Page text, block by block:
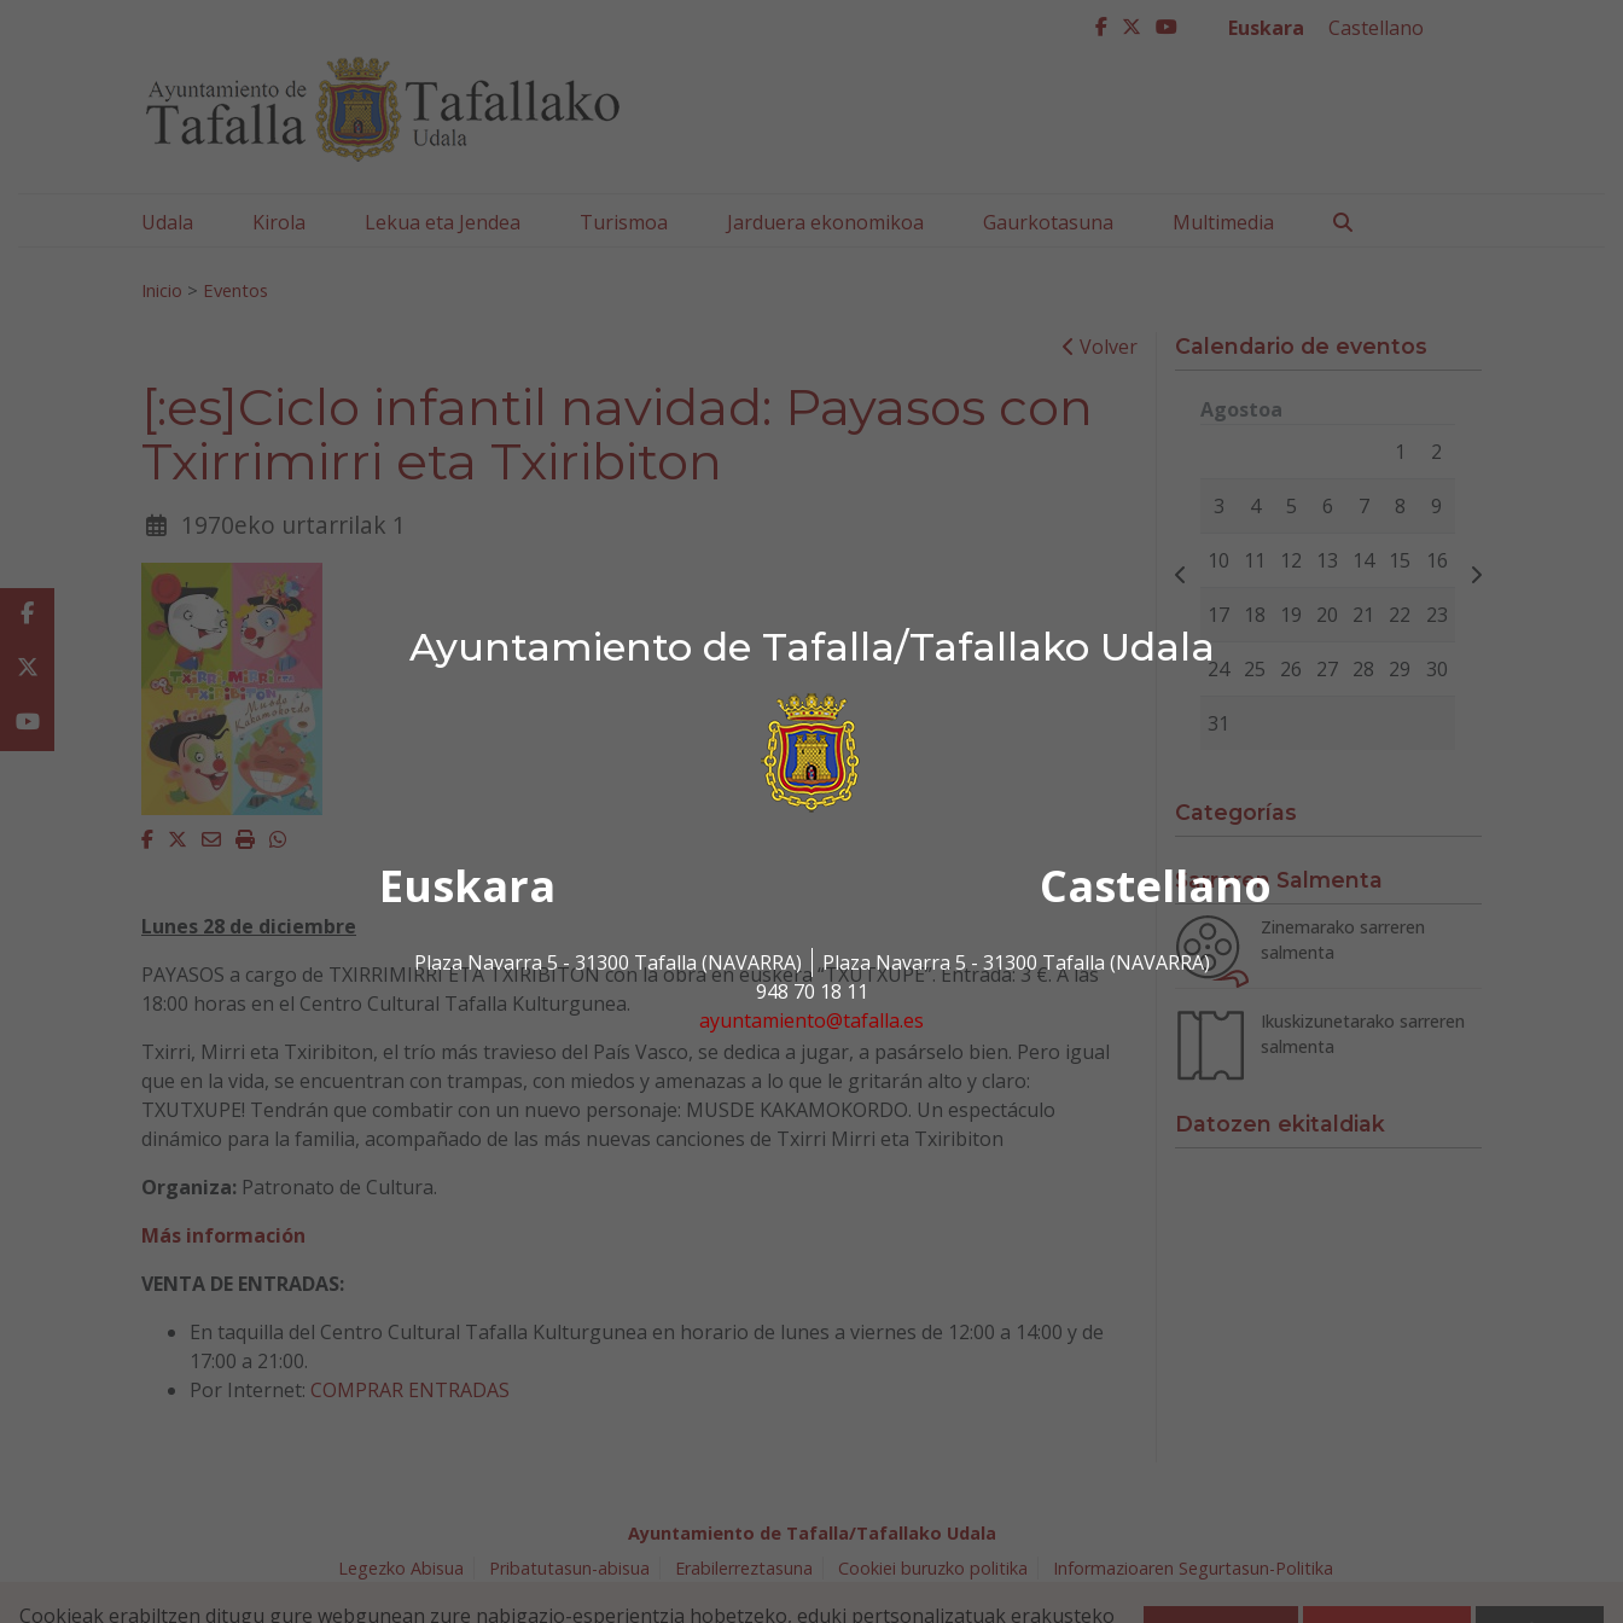
Ayuntamiento de Tafalla/Tafallako Udala
Euskara Castellano
Plaza Navarra 5 - 31300 Tafalla (NAVARRA)
Plaza Navarra 5 - 31300 Tafalla (NAVARRA)
948 70 18 11
ayuntamiento@tafalla.es
facebook
twitter
youtube
Euskara Castellano
Udala Kirola Lekua eta Jendea Turismoa Jarduera ekonomikoa Gaurkotasuna Multimedia
Inicio > Eventos
Volver
[:es]Ciclo infantil navidad: Payasos con
Txirrimirri eta Txiribiton
1970eko urtarrilak 1
Facebook
Twitter
EmailImprimirWhatsapp
Lunes 28 de diciembre
PAYASOS a cargo de TXIRRIMIRRI ETA TXIRIBITON con la obra en euskera “TXUTXUPE”. Entrada: 3 €. A las
18:00 horas en el Centro Cultural Tafalla Kulturgunea.
Txirri, Mirri eta Txiribiton, el trío más travieso del País Vasco, se dedica a jugar, a pasárselo bien. Pero igual
que en la vida, se encuentran con trampas, con miedos y amenazas a lo que le gritarán alto y claro:
TXUTXUPE! Tendrán que combatir con un nuevo personaje: MUSDE KAKAMOKORDO. Un espectáculo
dinámico para la familia, acompañado de las más nuevas canciones de Txirri Mirri eta Txiribiton
Organiza: Patronato de Cultura.
Más información
VENTA DE ENTRADAS:
En taquilla del Centro Cultural Tafalla Kulturgunea en horario de lunes a viernes de 12:00 a 14:00 y de
17:00 a 21:00.
Por Internet: COMPRAR ENTRADAS
Calendario de eventos
Agostoa
Miércoles Jueves
1 2
3 4 5 6 7 8 9
10 11 12 13 14 15 16
17 18 19 20 21 22 23
24 25 26 27 28 29 30
31
Categorías
Sarreren Salmenta
Zinemarako sarreren
salmenta
Ikuskizunetarako sarreren
salmenta
Datozen ekitaldiak
Facebook
Youtube
Ayuntamiento de Tafalla/Tafallako Udala
Legezko Abisua
Pribatutasun-abisua Erabilerreztasuna Cookiei buruzko politika
Informazioaren Segurtasun-Politika
ayuntamiento@tafalla.es
Cookieak erabiltzen ditugu gure webgunean zure nabigazio-esperientzia hobetzeko, eduki pertsonalizatuak erakusteko